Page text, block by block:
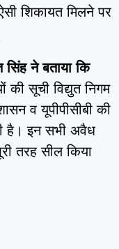
शिकायत मिलने पर
सिंह ने बताया कि
की सूची विद्युत निगम
व यूपीपीसीबी की
है। इन सभी अवैध
तरह सील किया